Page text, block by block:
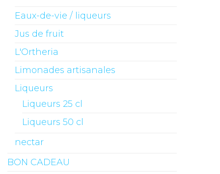
Eaux-de-vie / liqueurs
Jus de fruit
L'Ortheria
Limonades artisanales
Liqueurs
Liqueurs 25 cl
Liqueurs 50 cl
nectar
BON CADEAU